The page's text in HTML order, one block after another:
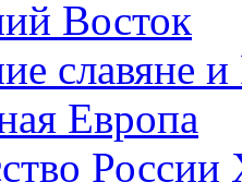
Восток
славяне и
Европа